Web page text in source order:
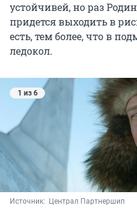
устойчивей, но раз
придется выходить в
есть, тем более, что в
ледокол.
1 из 6
Источник: Централ Партнершип